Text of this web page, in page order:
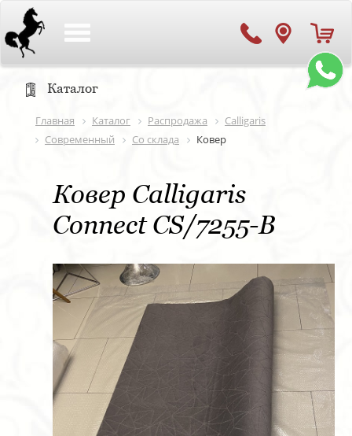
Каталог
Главная Каталог Распродажа
Calligaris
Современный
Со склада Ковер
Ковер Calligaris
Connect CS/7255-B